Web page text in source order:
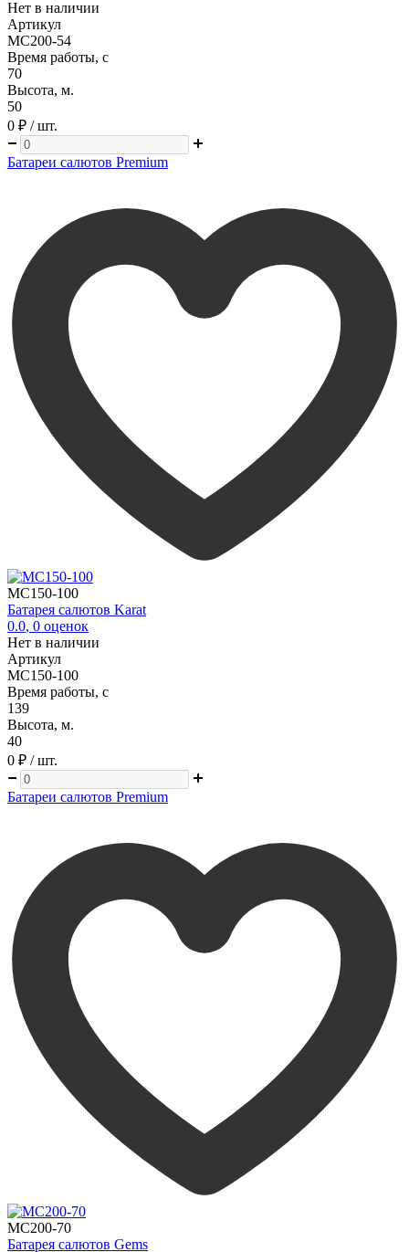
Нет в наличии
Артикул
MC200-54
Время работы, с
70
Высота, м.
50
0 ₽ / шт.
Батареи салютов Premium
MC150-100
Батарея салютов Karat
0.0, 0 оценок
Нет в наличии
Артикул
MC150-100
Время работы, с
139
Высота, м.
40
0 ₽ / шт.
Батареи салютов Premium
MC200-70
Батарея салютов Gems